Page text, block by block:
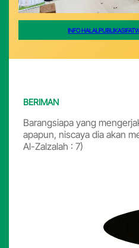
INFO HALALPUBLIKASI
BERIMAN
Barangsiapa yang
apapun, niscaya dia akan
Al-Zalzalah : 7)